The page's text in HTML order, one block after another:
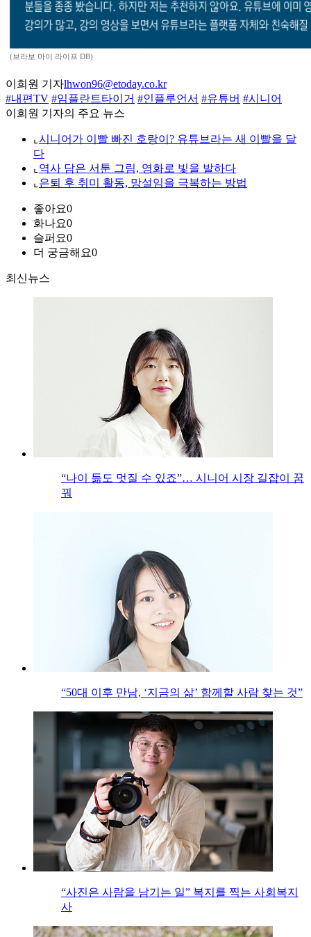
(브라보 마이 라이프 DB)
이희원 기자lhwon96@etoday.co.kr
#내편TV #임플란트타이거 #인플루언서 #유튜버 #시니어
이희원 기자의 주요 뉴스
⌞ 시니어가 이빨 빠진 호랑이? 유튜브라는 새 이빨을 달
다
⌞ 역사 담은 서툰 그림, 영화로 빛을 발하다
⌞ 은퇴 후 취미 활동, 망설임을 극복하는 방법
좋아요0
화나요0
슬퍼요0
더 궁금해요0
최신뉴스
“나이 듦도 멋질 수 있죠”… 시니어 시장 길잡이 꿈
꿔
“50대 이후 만남, ‘지금의 삶’ 함께할 사람 찾는 것”
“사진은 사람을 남기는 일” 복지를 찍는 사회복지
사